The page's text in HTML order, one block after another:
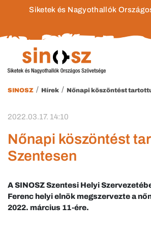
Siketek és Nagyothallók
SINOSZ / Hírek / Nőnapi köszöntést
2022.03.17. 14:10
Nőnapi köszöntést
Szentesen
A SINOSZ Szentesi Helyi
Ferenc helyi elnök megszervezte a
2022. március 11-ére.